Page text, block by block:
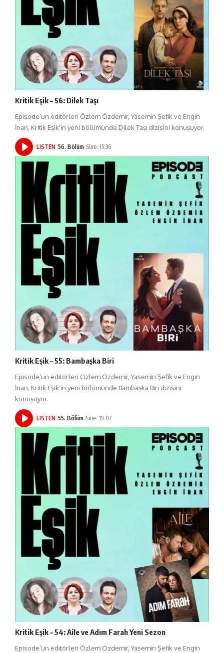
Kritik Eşik – 56: Dilek Taşı
Episode’un editörleri Özlem Özdemir, Yasemin Şefik ve Engin
İnan, Kritik Eşik'in yeni bölümünde Dilek Taşı dizisini konuşuyor.
LISTEN 56. Bölüm Süre: 15:36
Kritik Eşik – 55: Bambaşka Biri
Episode’un editörleri Özlem Özdemir, Yasemin Şefik ve Engin
İnan, Kritik Eşik'in yeni bölümünde Bambaşka Biri dizisini
konuşuyor.
LISTEN 55. Bölüm Süre: 19:07
Kritik Eşik – 54: Aile ve Adım Farah Yeni Sezon
Episode’un editörleri Özlem Özdemir, Yasemin Şefik ve Engin